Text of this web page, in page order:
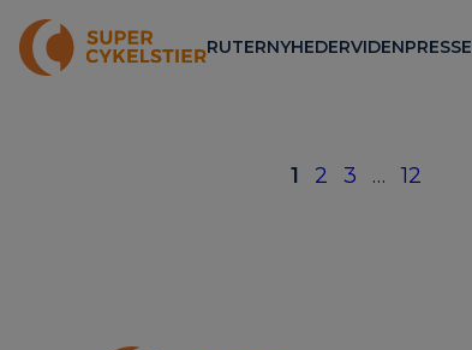
RUTERNYHEDERVIDENPRESSE
1 2 3 … 12